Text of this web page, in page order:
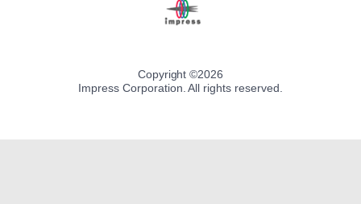
Copyright ©2026
Impress Corporation. All rights reserved.